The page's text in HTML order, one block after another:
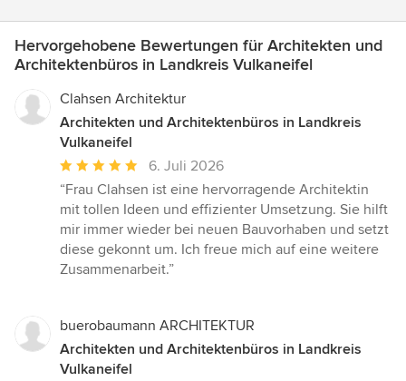
Hervorgehobene Bewertungen für Architekten und
Architektenbüros in Landkreis Vulkaneifel
Clahsen Architektur
Architekten und Architektenbüros in Landkreis
Vulkaneifel
Durchschnittliche
Bewertung:
5
von
5
Sternen
6. Juli 2026
“Frau Clahsen ist eine hervorragende Architektin
mit tollen Ideen und effizienter Umsetzung. Sie hilft
mir immer wieder bei neuen Bauvorhaben und setzt
diese gekonnt um. Ich freue mich auf eine weitere
Zusammenarbeit.”
buerobaumann ARCHITEKTUR
Architekten und Architektenbüros in Landkreis
Vulkaneifel